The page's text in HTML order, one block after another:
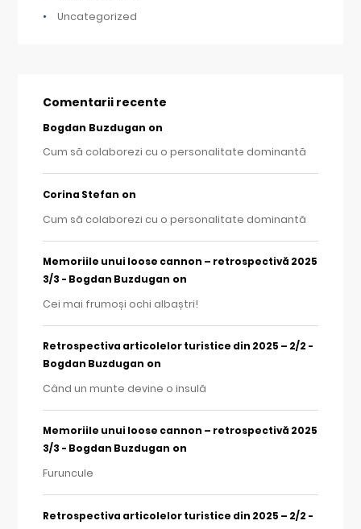
Uncategorized
Comentarii recente
Bogdan Buzdugan on
Cum să colaborezi cu o personalitate dominantă
Corina Stefan on
Cum să colaborezi cu o personalitate dominantă
Memoriile unui loose cannon – retrospectivă 2025
3/3 - Bogdan Buzdugan on
Cei mai frumoși ochi albaștri!
Retrospectiva articolelor turistice din 2025 – 2/2 -
Bogdan Buzdugan on
Când un munte devine o insulă
Memoriile unui loose cannon – retrospectivă 2025
3/3 - Bogdan Buzdugan on
Furuncule
Retrospectiva articolelor turistice din 2025 – 2/2 -